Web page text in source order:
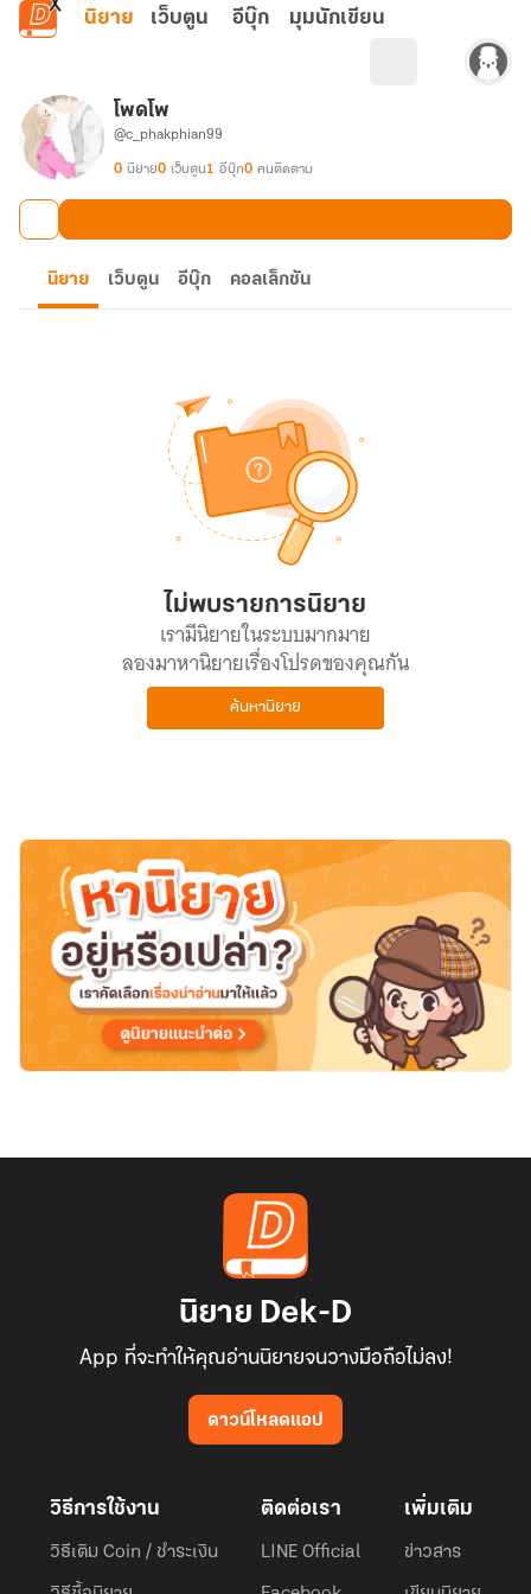
ข้ามไปยังเนื้อหาหลัก
นิยาย เว็บตูน อีบุ๊ก มุมนักเขียน
โพดโพ
@c_phakphian99
0 นิยาย0 เว็บตูน1 อีบุ๊ก0 คนติดตาม
นิยาย เว็บตูน อีบุ๊ก คอลเล็กชัน
ไม่พบรายการนิยาย
เรามีนิยายในระบบมากมาย
ลองมาหานิยายเรื่องโปรดของคุณกัน
ค้นหานิยาย
นิยาย Dek-D
App ที่จะทำให้คุณอ่านนิยายจนวางมือถือไม่ลง!
ดาวน์โหลดแอป
วิธีการใช้งาน
วิธีเติม Coin / ชำระเงิน
ติดต่อเรา
LINE Official
เพิ่มเติม
ข่าวสาร